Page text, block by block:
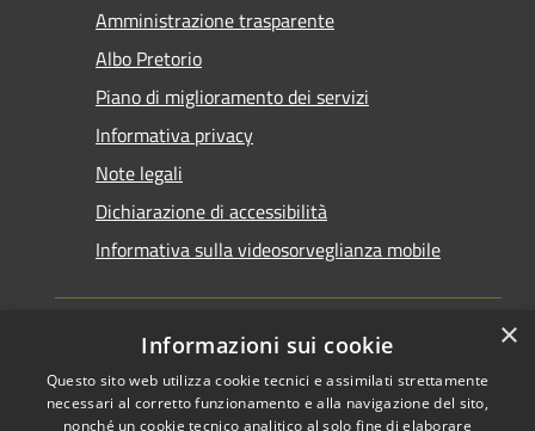
Amministrazione trasparente
Albo Pretorio
Piano di miglioramento dei servizi
Informativa privacy
Note legali
Dichiarazione di accessibilità
Informativa sulla videosorveglianza mobile
RSS
Copyright © 2026 • Comune di
×
Informazioni sui cookie
Questo sito web utilizza cookie tecnici e assimilati strettamente
necessari al corretto funzionamento e alla navigazione del sito,
nonché un cookie tecnico analitico al solo fine di elaborare